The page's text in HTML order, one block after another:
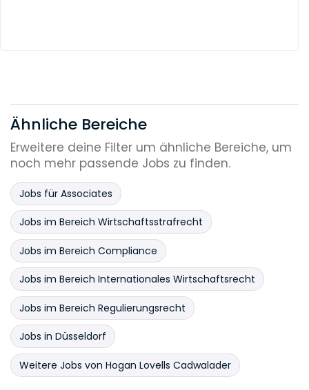
Ähnliche Bereiche
Erweitere deine Filter um ähnliche Bereiche, um
noch mehr passende Jobs zu finden.
Jobs für Associates
Jobs im Bereich Wirtschaftsstrafrecht
Jobs im Bereich Compliance
Jobs im Bereich Internationales Wirtschaftsrecht
Jobs im Bereich Regulierungsrecht
Jobs in Düsseldorf
Weitere Jobs von Hogan Lovells Cadwalader